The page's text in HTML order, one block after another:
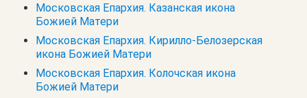
Московская Епархия. Казанская икона
Божией Матери
Московская Епархия. Кирилло-Белозерская
икона Божией Матери
Московская Епархия. Колочская икона
Божией Матери